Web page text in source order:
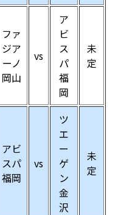
ファ
ジア
ーノ
岡山
vs
ア
ビ
ス
パ
福
岡
未
定
アビ
スパ
福岡
vs
ツ
エ
ー
ゲ
ン
金
沢
未
定